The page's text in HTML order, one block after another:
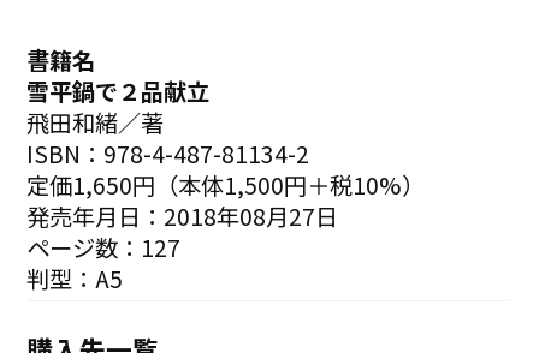
書籍名
雪平鍋で２品献立
飛田和緒／著
ISBN：978-4-487-81134-2
定価1,650円（本体1,500円＋税10%）
発売年月日：2018年08月27日
ページ数：127
判型：A5